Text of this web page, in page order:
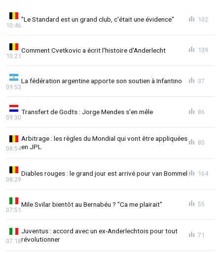
"Le Standard est un grand club, c'était une évidence"
10:46
102
Comment Cvetkovic a écrit l'histoire d'Anderlecht
10:21
139
La fédération argentine apporte son soutien à Infantino
09:53
37
Transfert de Godts : Jorge Mendes s'en mêle
09:30
86
Arbitrage : les règles du Mondial qui vont être appliquées
en JPL
08:54
80
Diables rouges : le grand jour est arrivé pour van Bommel
08:29
164
Mile Svilar bientôt au Bernabéu ? "Ca me plairait"
07:51
55
Juventus : accord avec un ex-Anderlechtois pour tout
révolutionner
07:18
71